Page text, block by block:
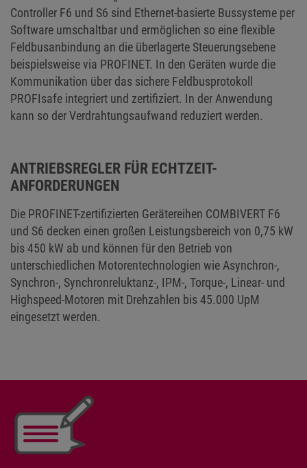
Controller F6 und S6 sind Ethernet-basierte Bussysteme per
Software umschaltbar und ermöglichen so eine flexible
Feldbusanbindung an die überlagerte Steuerungsebene
beispielsweise via PROFINET. In den Geräten wurde die
Kommunikation über das sichere Feldbusprotokoll
PROFIsafe integriert und zertifiziert. In der Anwendung
kann so der Verdrahtungsaufwand reduziert werden.
ANTRIEBSREGLER FÜR ECHTZEIT-
ANFORDERUNGEN
Die PROFINET-zertifizierten Gerätereihen COMBIVERT F6
und S6 decken einen großen Leistungsbereich von 0,75 kW
bis 450 kW ab und können für den Betrieb von
unterschiedlichen Motorentechnologien wie Asynchron-,
Synchron-, Synchronreluktanz-, IPM-, Torque-, Linear- und
Highspeed-Motoren mit Drehzahlen bis 45.000 UpM
eingesetzt werden.